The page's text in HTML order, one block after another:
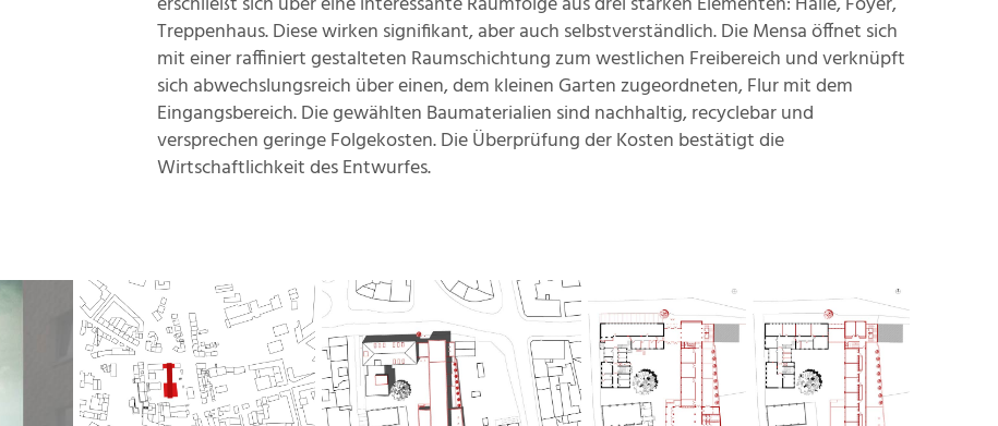
Treppenhaus. Diese wirken signifikant, aber auch selbstverständlich. Die Mensa öffnet sich
mit einer raffiniert gestalteten Raumschichtung zum westlichen Freibereich und verknüpft
sich abwechslungsreich über einen, dem kleinen Garten zugeordneten, Flur mit dem
Eingangsbereich. Die gewählten Baumaterialien sind nachhaltig, recyclebar und
versprechen geringe Folgekosten. Die Überprüfung der Kosten bestätigt die
Wirtschaftlichkeit des Entwurfes.